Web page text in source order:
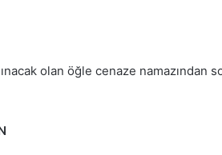
olan öğle cenaze namazından